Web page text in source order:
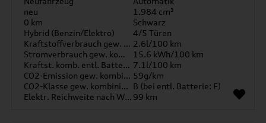
neu
1.984 cm³
0 km
Schwarz
Hybrid (Benzin/Elektro)
4/5 Türen
Kraftstoffverbrauch gew. kombiniert 2.6l/100 km
Stromverbrauch gew. kombiniert
15.6 kWh/100 km
Kraftst. komb. entl. Batterie 7.1l/100 km
CO2-Emission gew. kombiniert 59g/km
CO2-Klasse gew. kombiniert B (bei entl. Batterie: F)
Elektr. Reichweite nach WLTP* 99 km